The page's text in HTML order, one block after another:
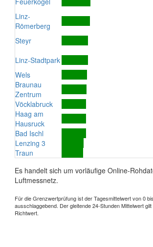
Linz-
Römerberg
Steyr
Linz-Stadtpark
Wels
Braunau
Zentrum
Vöcklabruck
Haag am
Hausruck
Bad Ischl
Lenzing 3
Traun
Es handelt sich um vorläufige Online-
Luftmessnetz.
Für die Grenzwertprüfung ist der Tagesmittelwert von 0
ausschlaggebend. Der gleitende 24-Stunden Mittelwert
Richtwert.